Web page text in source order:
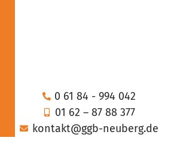
0 61 84 - 994 042
01 62 – 87 88 377
kontakt@ggb-neuberg.de